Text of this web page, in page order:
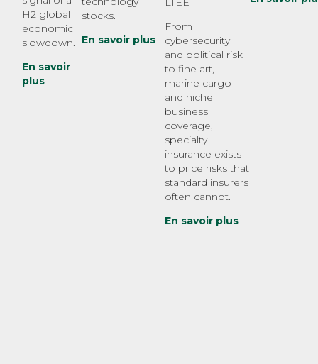
H2 global
economic
slowdown.
En savoir
plus
stocks.
En savoir plus
From
cybersecurity
and political risk
to fine art,
marine cargo
and niche
business
coverage,
specialty
insurance exists
to price risks that
standard insurers
often cannot.
En savoir plus